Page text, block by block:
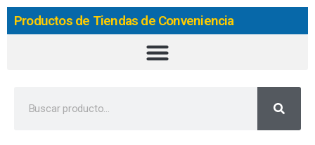
Productos de Tiendas de Conveniencia